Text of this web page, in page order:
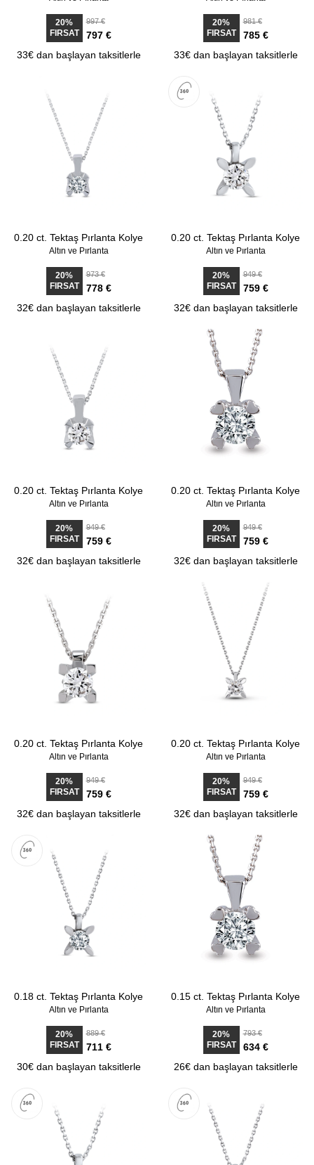
20%
FIRSAT
997 €
797 €
33€ dan başlayan taksitlerle
20%
FIRSAT
981 €
785 €
33€ dan başlayan taksitlerle
0.20 ct. Tektaş Pırlanta Kolye
Altın ve Pırlanta
20%
FIRSAT
973 €
778 €
32€ dan başlayan taksitlerle
0.20 ct. Tektaş Pırlanta Kolye
Altın ve Pırlanta
20%
FIRSAT
949 €
759 €
32€ dan başlayan taksitlerle
0.20 ct. Tektaş Pırlanta Kolye
Altın ve Pırlanta
20%
FIRSAT
949 €
759 €
32€ dan başlayan taksitlerle
0.20 ct. Tektaş Pırlanta Kolye
Altın ve Pırlanta
20%
FIRSAT
949 €
759 €
32€ dan başlayan taksitlerle
0.20 ct. Tektaş Pırlanta Kolye
Altın ve Pırlanta
20%
FIRSAT
949 €
759 €
32€ dan başlayan taksitlerle
0.20 ct. Tektaş Pırlanta Kolye
Altın ve Pırlanta
20%
FIRSAT
949 €
759 €
32€ dan başlayan taksitlerle
0.18 ct. Tektaş Pırlanta Kolye
Altın ve Pırlanta
20%
FIRSAT
889 €
711 €
30€ dan başlayan taksitlerle
0.15 ct. Tektaş Pırlanta Kolye
Altın ve Pırlanta
20%
FIRSAT
793 €
634 €
26€ dan başlayan taksitlerle